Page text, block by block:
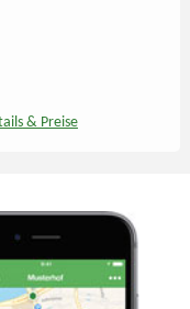
& Preise